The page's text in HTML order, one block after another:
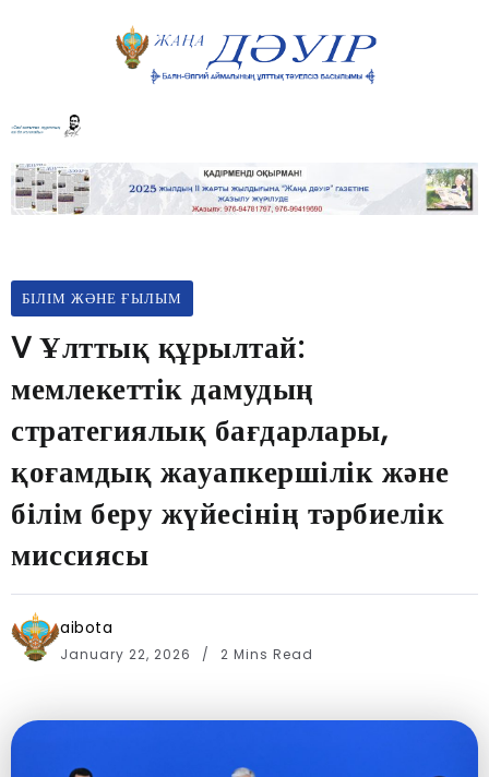
БІЛІМ ЖӘНЕ ҒЫЛЫМ
V Ұлттық құрылтай:
мемлекеттік дамудың
стратегиялық бағдарлары,
қоғамдық жауапкершілік және
білім беру жүйесінің тәрбиелік
миссиясы
aibota
January 22, 2026 2 Mins Read